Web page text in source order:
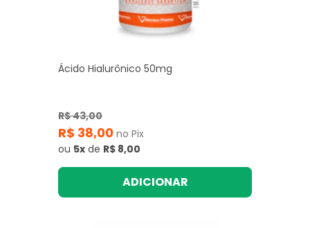
Ácido Hialurônico 50mg
R$ 43,00
R$ 38,00 no Pix
ou 5x de R$ 8,00
ADICIONAR